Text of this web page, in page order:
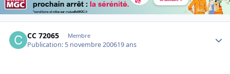
CC 72065 Membre
Publication: 5 novembre 200619 ans